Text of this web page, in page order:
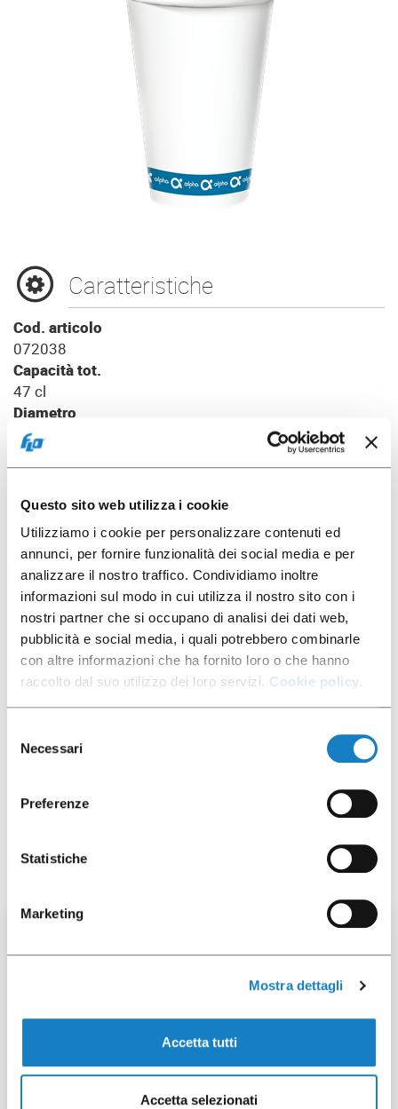
Questo sito web utilizza i cookie
Utilizziamo i cookie per personalizzare contenuti ed
annunci, per fornire funzionalità dei social media e per
analizzare il nostro traffico. Condividiamo inoltre
informazioni sul modo in cui utilizza il nostro sito con i
nostri partner che si occupano di analisi dei dati web,
pubblicità e social media, i quali potrebbero combinarle
con altre informazioni che ha fornito loro o che hanno
raccolto dal suo utilizzo dei loro servizi. Cookie policy.
delNecessari
Preferenze
Statistiche
Marketing
Mostra dettagli
Accetta tutti
Accetta selezionati
Caratteristiche
Cod. articolo
072038
Capacità tot.
47 cl
Diametro
89,4 mm
Materiale
Pz. x conf.
35
Pz. x cartone
630
Scarica foto
Scheda prodotto
Ti potrebbe interessare anche
292024